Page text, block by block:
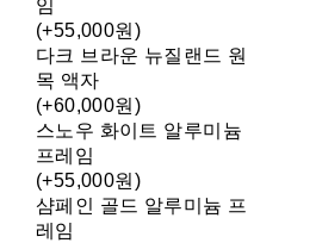
임
(+55,000원)
다크 브라운 뉴질랜드 원
목 액자
(+60,000원)
스노우 화이트 알루미늄
프레임
(+55,000원)
샴페인 골드 알루미늄 프
레임